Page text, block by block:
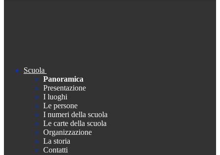
Scuola
Panoramica
Presentazione
I luoghi
Le persone
I numeri della scuola
Le carte della scuola
Organizzazione
La storia
Contatti